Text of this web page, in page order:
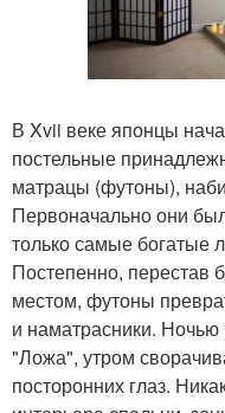
В Xvii веке японцы
постельные
матрацы (футоны),
Первоначально они
только самые богатые
Постепенно, перестав
местом, футоны
и наматрасники.
"Ложа", утром
посторонних глаз.